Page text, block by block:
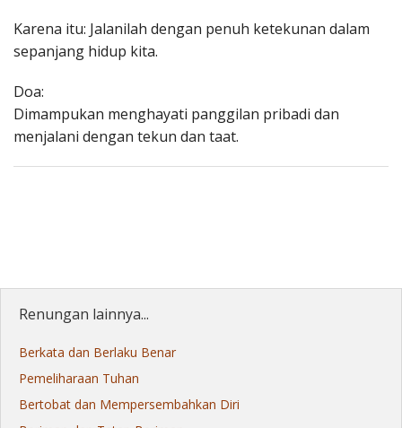
Karena itu: Jalanilah dengan penuh ketekunan dalam
sepanjang hidup kita.
Doa:
Dimampukan menghayati panggilan pribadi dan
menjalani dengan tekun dan taat.
Renungan lainnya...
Berkata dan Berlaku Benar
Pemeliharaan Tuhan
Bertobat dan Mempersembahkan Diri